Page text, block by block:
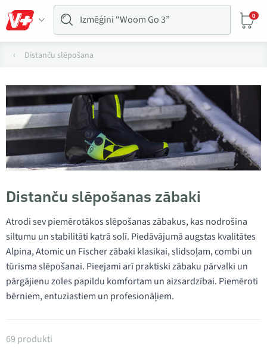
0
Distanču slēpošana
Distanču slēpošanas zābaki
Atrodi sev piemērotākos slēpošanas zābakus, kas nodrošina
siltumu un stabilitāti katrā solī. Piedāvājumā augstas kvalitātes
Alpina, Atomic un Fischer zābaki klasikai, slidsoļam, combi un
tūrisma slēpošanai. Pieejami arī praktiski zābaku pārvalki un
pārgājienu zoles papildu komfortam un aizsardzībai. Piemēroti
bērniem, entuziastiem un profesionāļiem.
Produkti kategorijā Distanču slēpošanas zābaki
69 produkti